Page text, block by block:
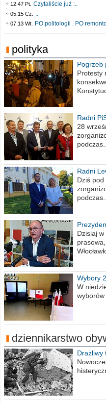
12:47 Pt. Czytaliście już :..
05:15 Cz. ..
07:13 Wt. PO politologii . PO
polityka
Pogrzeb
Protesty
Radni
na 2021
28
podczas..
Radni
Dziś pod
podczas..
Dzisiaj
Wybory
procent
W
dziennikarstwo
Drażliwy